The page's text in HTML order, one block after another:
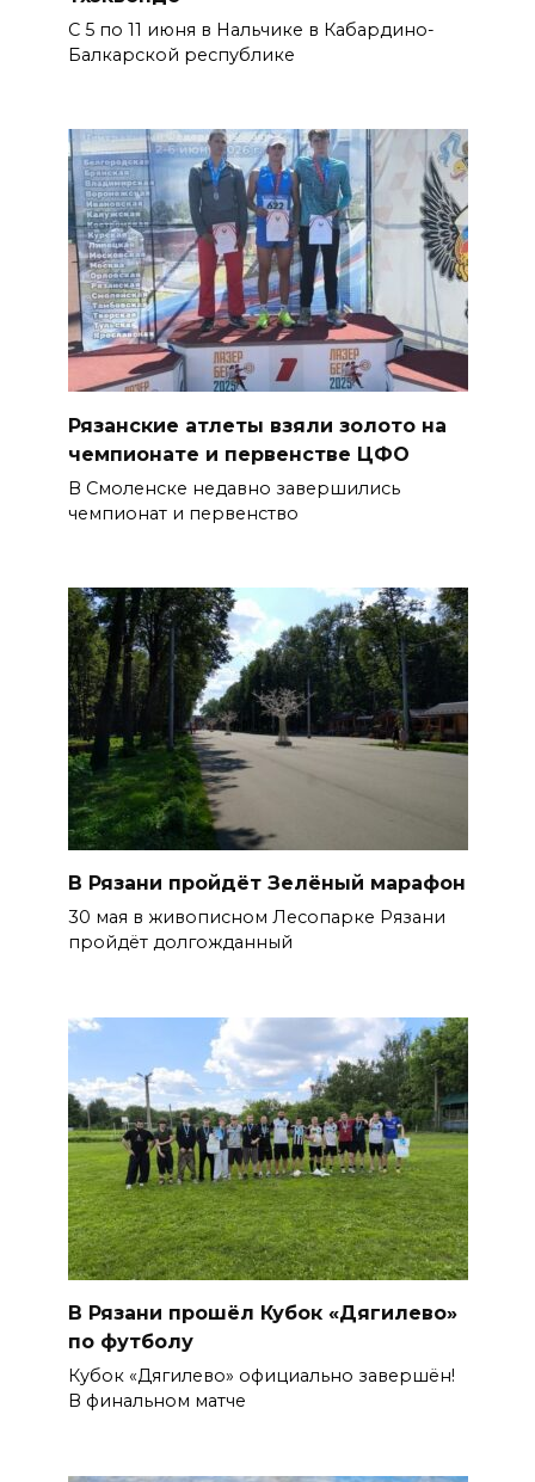
С 5 по 11 июня в Нальчике в Кабардино-
Балкарской республике
Рязанские атлеты взяли золото на
чемпионате и первенстве ЦФО
В Смоленске недавно завершились
чемпионат и первенство
В Рязани пройдёт Зелёный марафон
30 мая в живописном Лесопарке Рязани
пройдёт долгожданный
В Рязани прошёл Кубок «Дягилево»
по футболу
Кубок «Дягилево» официально завершён!
В финальном матче